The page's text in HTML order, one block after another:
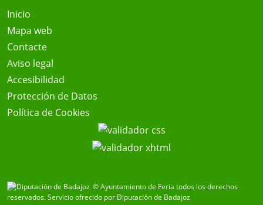
Inicio
Mapa web
Contacte
Aviso legal
Accesibilidad
Protección de Datos
Política de Cookies
© Ayuntamiento de Feria todos los derechos
reservados.Servicio ofrecido por Diputación de Badajoz